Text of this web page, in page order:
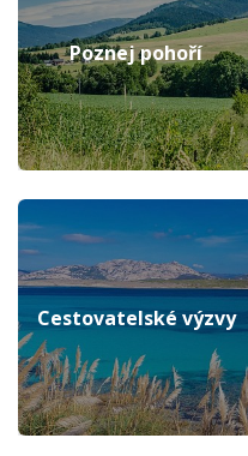
Poznej pohoří
Cestovatelské výzvy